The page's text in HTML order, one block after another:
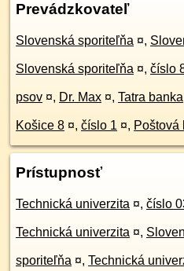
Prevádzkovateľ
Slovenská sporiteľňa ¤,
Slovenská sporiteľňa ¤, číslo
psov ¤, Dr. Max ¤, Tatra banka
Košice 8 ¤, číslo 1 ¤, Poštová
Prístupnosť
Technická univerzita ¤, číslo
Technická univerzita ¤,
sporiteľňa ¤, Technická